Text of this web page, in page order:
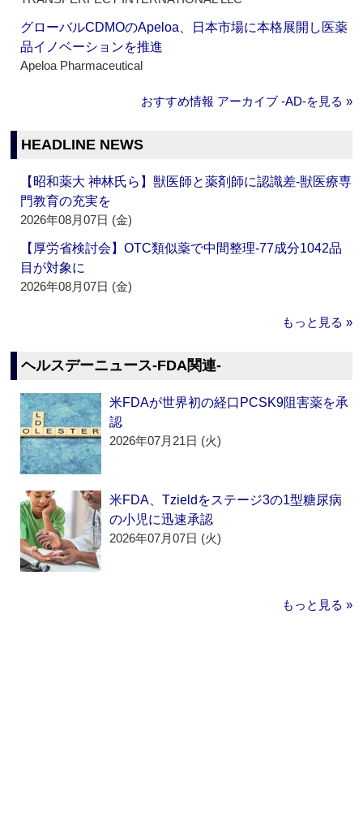
グローバルCDMOのApeloa、日本市場に本格展開し医薬
品イノベーションを推進
Apeloa Pharmaceutical
おすすめ情報 アーカイブ ‐AD‐を見る »
HEADLINE NEWS
【昭和薬大 神林氏ら】獣医師と薬剤師に認識差‐獣医療専
門教育の充実を
2026年08月07日 (金)
【厚労省検討会】OTC類似薬で中間整理‐77成分1042品
目が対象に
2026年08月07日 (金)
もっと見る »
ヘルスデーニュース‐FDA関連‐
米FDAが世界初の経口PCSK9阻害薬を承
認
2026年07月21日 (火)
米FDA、Tzieldをステージ3の1型糖尿病
の小児に迅速承認
2026年07月07日 (火)
もっと見る »